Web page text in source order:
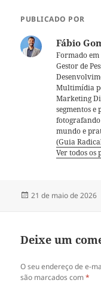
PUBLICADO POR
Fábio
Formado
Gestor de
Multimídia
Marketing
segmentos
fotografando
mundo e
(Guia
Ver todos os
Publicado
21 de maio de 2026
Deixe um
O seu endereço de e-
são marcados com*